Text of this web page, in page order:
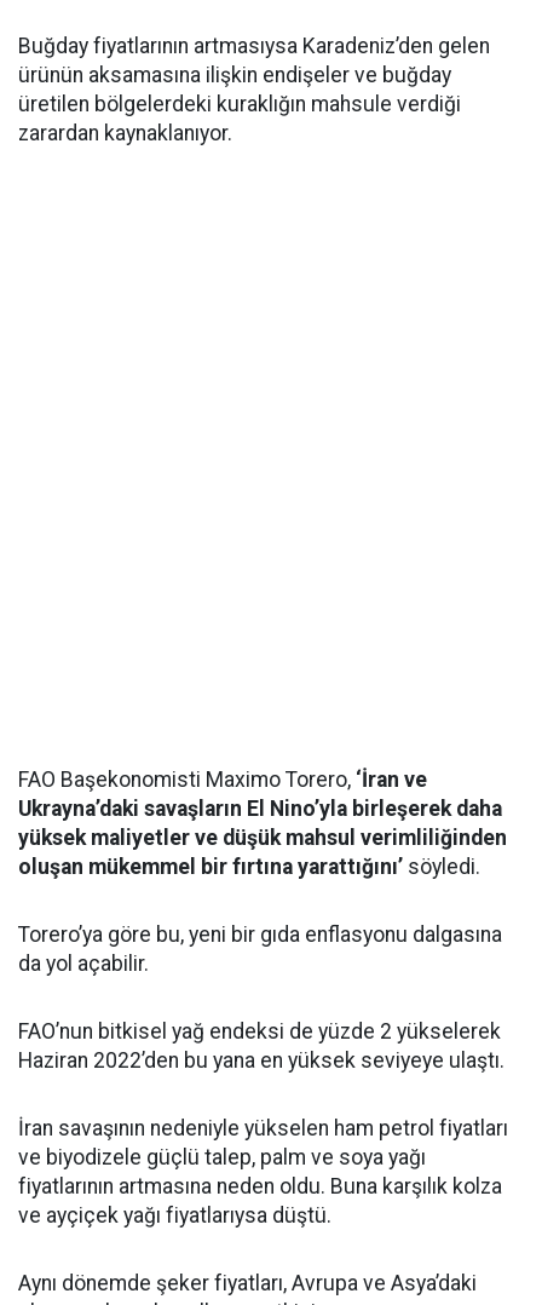
Buğday fiyatlarının artmasıysa Karadeniz’den gelen
ürünün aksamasına ilişkin endişeler ve buğday
üretilen bölgelerdeki kuraklığın mahsule verdiği
zarardan kaynaklanıyor.
FAO Başekonomisti Maximo Torero, ‘İran ve
Ukrayna’daki savaşların El Nino’yla birleşerek daha
yüksek maliyetler ve düşük mahsul verimliliğinden
oluşan mükemmel bir fırtına yarattığını’ söyledi.
Torero’ya göre bu, yeni bir gıda enflasyonu dalgasına
da yol açabilir.
FAO’nun bitkisel yağ endeksi de yüzde 2 yükselerek
Haziran 2022’den bu yana en yüksek seviyeye ulaştı.
İran savaşının nedeniyle yükselen ham petrol fiyatları
ve biyodizele güçlü talep, palm ve soya yağı
fiyatlarının artmasına neden oldu. Buna karşılık kolza
ve ayçiçek yağı fiyatlarıysa düştü.
Aynı dönemde şeker fiyatları, Avrupa ve Asya’daki